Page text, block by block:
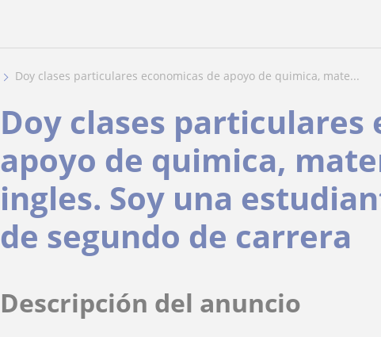
doy clases particulares economicas de apoyo de quimica, mate...
Doy clases particulares
apoyo de quimica,
ingles. Soy una
de segundo de carrera
Descripción del anuncio